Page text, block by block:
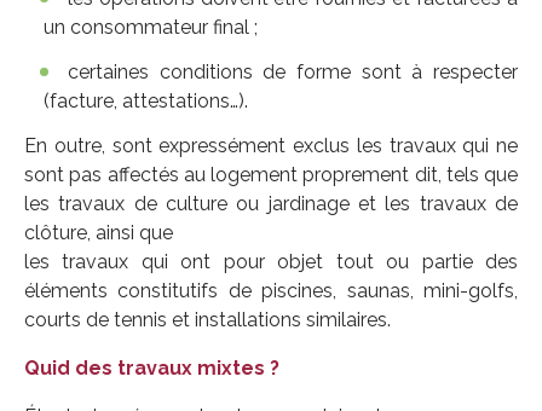
un consommateur final ;
certaines conditions de forme sont à respecter
(facture, attestations…).
En outre, sont expressément exclus les travaux qui ne
sont pas affectés au logement proprement dit, tels que
les travaux de culture ou jardinage et les travaux de
clôture, ainsi que
les travaux qui ont pour objet tout ou partie des
éléments constitutifs de piscines, saunas, mini-golfs,
courts de tennis et installations similaires.
Quid des travaux mixtes ?